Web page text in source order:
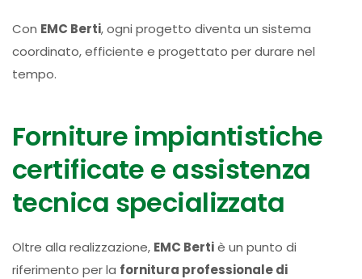
Con EMC Berti, ogni progetto diventa un sistema
coordinato, efficiente e progettato per durare nel
tempo.
Forniture impiantistiche
certificate e assistenza
tecnica specializzata
Oltre alla realizzazione, EMC Bertiè un punto di
riferimento per la fornitura professionale di